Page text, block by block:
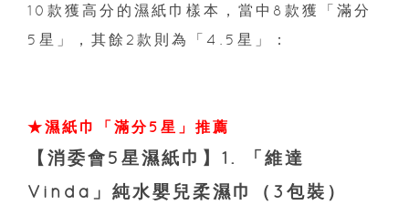
10款獲高分的濕紙巾樣本，當中8款獲「滿分
5星」，其餘2款則為「4.5星」：
★濕紙巾「滿分5星」推薦
【消委會5星濕紙巾】1. 「維達
Vinda」純水嬰兒柔濕巾（3包裝）